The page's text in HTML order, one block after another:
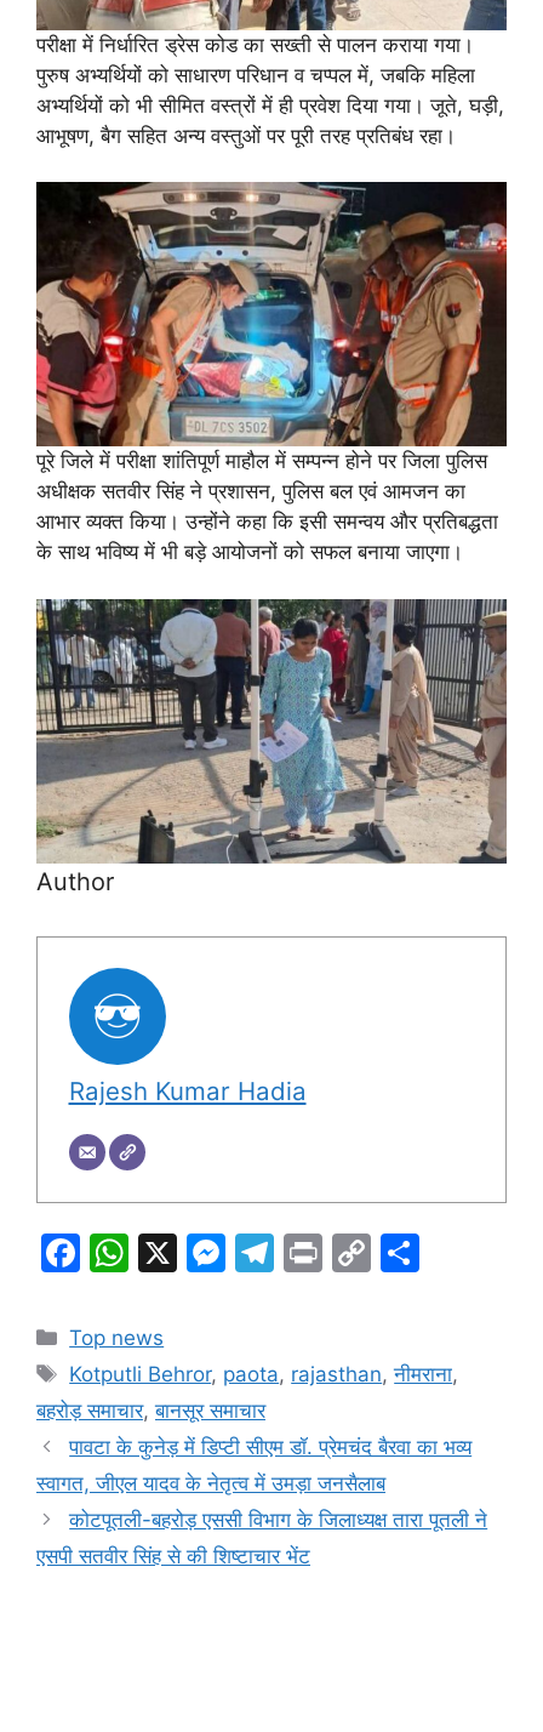
परीक्षा में निर्धारित ड्रेस कोड का सख्ती से पालन कराया गया।
पुरुष अभ्यर्थियों को साधारण परिधान व चप्पल में, जबकि महिला
अभ्यर्थियों को भी सीमित वस्त्रों में ही प्रवेश दिया गया। जूते, घड़ी,
आभूषण, बैग सहित अन्य वस्तुओं पर पूरी तरह प्रतिबंध रहा।
पूरे जिले में परीक्षा शांतिपूर्ण माहौल में सम्पन्न होने पर जिला पुलिस
अधीक्षक सतवीर सिंह ने प्रशासन, पुलिस बल एवं आमजन का
आभार व्यक्त किया। उन्होंने कहा कि इसी समन्वय और प्रतिबद्धता
के साथ भविष्य में भी बड़े आयोजनों को सफल बनाया जाएगा।
Author
Rajesh Kumar Hadia
F
c
e
b
o
o
k
W
at
s
A
p
p
X
M
s
e
n
g
er
T
gr
m
Pr C
y
n
k
e
Categories
Top news
Tags
Kotputli Behror, paota, rajasthan,नीमराना,
बहरोड़ समाचार,बानसूर समाचार
पावटा के कुनेड़ में डिप्टी सीएम डॉ. प्रेमचंद बैरवा का भव्य
स्वागत, जीएल यादव के नेतृत्व में उमड़ा जनसैलाब
कोटपूतली-बहरोड़ एससी विभाग के जिलाध्यक्ष तारा पूतली ने
एसपी सतवीर सिंह से की शिष्टाचार भेंट